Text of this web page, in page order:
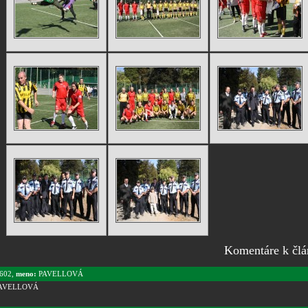
Komentáre k
602, meno: PAVELLOVÁ